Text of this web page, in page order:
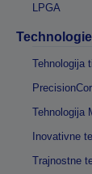
LPGA
Tehnologija
Tehnologija
Inovativne
Trajnostne